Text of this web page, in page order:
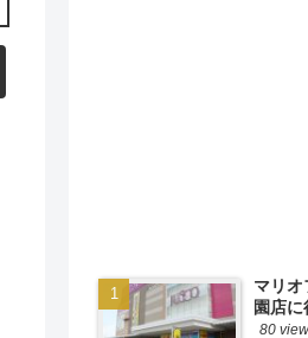
マリオ
園店
80